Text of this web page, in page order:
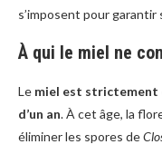
s’imposent pour
À qui le miel ne
Le miel est strictement
d’un an. À cet âge, la
éliminer les spores de